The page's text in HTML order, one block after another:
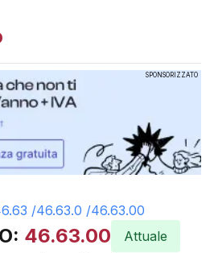
SPONSORIZZATO
/46.63.0 /46.63.00
46.63.00 Attuale